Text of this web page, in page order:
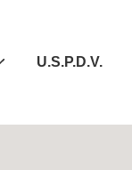
U.S.P.D.V.